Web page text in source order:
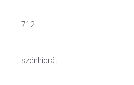
712
szénhidrát